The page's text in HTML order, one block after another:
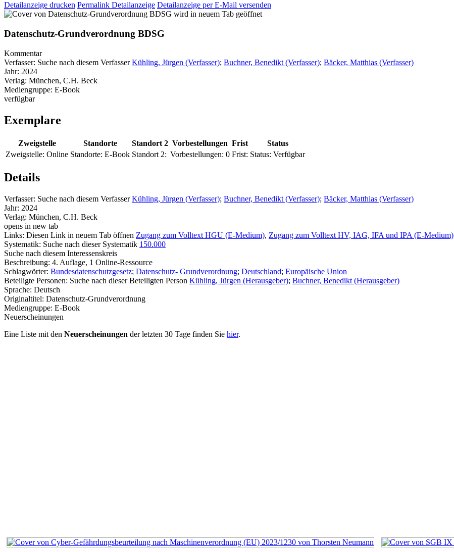
Detailanzeige drucken Permalink Detailanzeige Detailanzeige per E-Mail versenden
wird in neuem Tab geöffnet
Datenschutz-Grundverordnung BDSG
Kommentar
Verfasser: Suche nach diesem Verfasser Kühling, Jürgen (Verfasser); Buchner, Benedikt (Verfasser); Bäcker, Matthias (Verfasser)
Jahr: 2024
Verlag: München, C.H. Beck
Mediengruppe: E-Book
verfügbar
Exemplare
Zweigstelle Standorte Standort 2 Vorbestellungen Frist
Status
Zweigstelle: Online Standorte: E-Book Standort 2: Vorbestellungen: 0 Frist: Status: Verfügbar
Details
Verfasser: Suche nach diesem Verfasser Kühling, Jürgen (Verfasser); Buchner, Benedikt (Verfasser); Bäcker, Matthias (Verfasser)
Jahr: 2024
Verlag: München, C.H. Beck
opens in new tab
Links: Diesen Link in neuem Tab öffnen Zugang zum Volltext HGU (E-Medium), Zugang zum Volltext HV, IAG, IFA und IPA (E-Medium)
Systematik: Suche nach dieser Systematik 150.000
Suche nach diesem Interessenskreis
Beschreibung: 4. Auflage, 1 Online-Ressource
Schlagwörter: Bundesdatenschutzgesetz; Datenschutz- Grundverordnung; Deutschland; Europäische Union
Beteiligte Personen: Suche nach dieser Beteiligten Person Kühling, Jürgen (Herausgeber); Buchner, Benedikt (Herausgeber)
Sprache: Deutsch
Originaltitel: Datenschutz-Grundverordnung
Mediengruppe: E-Book
Neuerscheinungen
Eine Liste mit den Neuerscheinungen der letzten 30 Tage finden Sie hier.